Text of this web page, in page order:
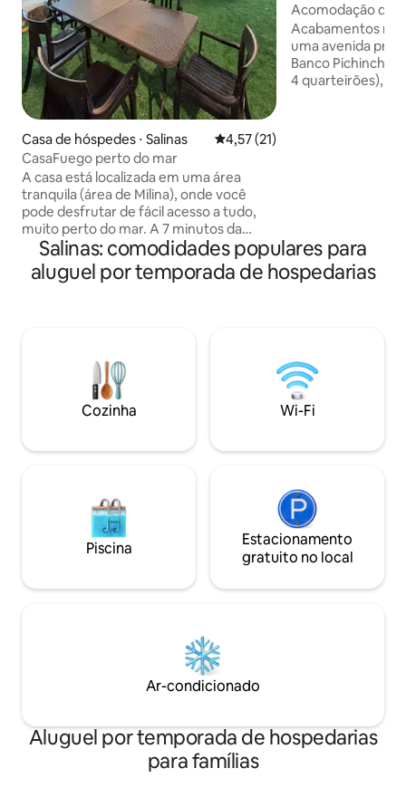
Casa de hóspedes ⋅ Salinas 4,57 de uma avaliação média
4,57 (21)
CasaFuego perto do mar
A casa está localizada em uma área
tranquila (área de Milina), onde você
pode desfrutar de fácil acesso a tudo,
muito perto do mar. A 7 minutos da
esplanada de Salinas, restaurantes,
shoppings, supermercado. Em casa,
você pode desfrutar de um grande
compartilhar com amigos, tomar sol e
fazer assados muito deliciosos. Estamos
muito perto de uma praia tranquila.
Acomodação de
churrasqueira
Acabamentos modernos.
uma avenida
Banco Pichincha
4 quarteirões),
separadamente
Salinas: comodidades populares para
aluguel por temporada de hospedarias
Cozinha Wi-Fi
Piscina
Estacionamento
gratuito no local
Ar-condicionado
Aluguel por temporada de hospedarias
para famílias